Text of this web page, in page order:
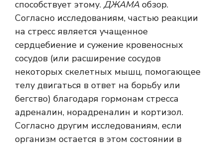
способствует этому. ДЖАМА обзор.
Согласно исследованиям, частью реакции
на стресс является учащенное
сердцебиение и сужение кровеносных
сосудов (или расширение сосудов
некоторых скелетных мышц, помогающее
телу двигаться в ответ на борьбу или
бегство) благодаря гормонам стресса
адреналин, норадреналин и кортизол.
Согласно другим исследованиям, если
организм остается в этом состоянии в